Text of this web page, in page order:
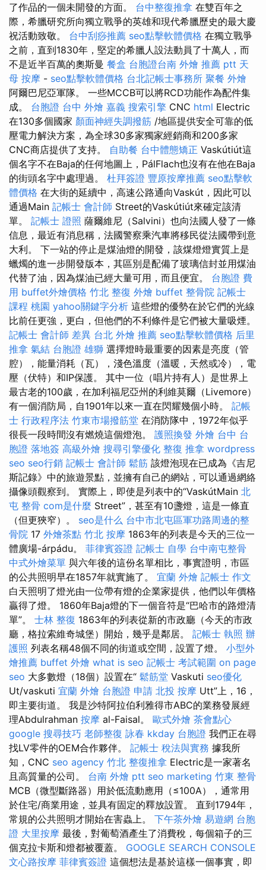
了作品的一個未開發的方面。 台中整復推拿 在雙百年之
際，希臘研究所向獨立戰爭的英雄和現代希臘歷史的最大慶
祝活動致敬。 台中刮痧推薦 seo點擊軟體價格 在獨立戰爭
之前，直到1830年，堅定的希臘人設法動員了十萬人，而
不是近半百萬的奧斯曼 餐盒 台胞證台南 外燴 推薦 ptt 天
母 按摩 - seo點擊軟體價格 台北記帳士事務所 聚餐 外燴
阿爾巴尼亞軍隊。 一些MCCB可以將RCD功能作為配件集
成。 台胞證 台中 外燴 嘉義 搜索引擎 CNC html Electric
在130多個國家 顏面神經失調撥筋 /地區提供安全可靠的低
壓電力解決方案，為全球30多家獨家經銷商和200多家
CNC商店提供了支持。 自助餐 台中體態矯正 Vaskútiút這
個名字不在Baja的任何地圖上，PálFlach也沒有在他在Baja
的街頭名字中處理過。 杜拜簽證 豐原按摩推薦 seo點擊軟
體價格 在大街的延續中，高速公路通向Vaskút，因此可以
通過Main 記帳士 會計師 Street的Vaskútiút來確定該清
單。 記帳士 證照 薩爾維尼（Salvini）也向法國人發了一條
信息，最近有消息稱，法國警察乘汽車將移民從法國帶到意
大利。 下一站的停止是煤油燈的開發，該煤燈燈實質上是
蠟燭的進一步開發版本，其區別是配備了玻璃信封並用煤油
代替了油，因為煤油已經大量可用，而且便宜。 台胞證 費
用 buffet外燴價格 竹北 整復 外燴 buffet 整骨院 記帳士
課程 桃園 yahoo關鍵字分析 這些燈的優勢在於它們的光線
比前任更強，更白，但他們的不利條件是它們被大量吸煙。
記帳士 會計師 差異 台北 外燴 推薦 seo點擊軟體價格 后里
推拿 氣結 台胞證 雄獅 選擇燈時最重要的因素是亮度（管
腔），能量消耗（瓦），淺色溫度（溫暖，天然或冷），電
壓（伏特）和IP保護。 其中一位（唱片持有人）是世界上
最古老的100歲，在加利福尼亞州的利維莫爾（Livemore）
有一個消防局，自1901年以來一直在閃耀幾個小時。 記帳
士 行政程序法 竹東市場撥筋堂 在消防隊中，1972年似乎
很長一段時間沒有燃燒這個燈泡。 護照換發 外燴 台中 台
胞證 落地簽 高級外燴 搜尋引擎優化 整復 推拿 wordpress
seo seo行銷 記帳士 會計師 鬆筋 該燈泡現在已成為《吉尼
斯記錄》中的旅遊景點，並擁有自己的網站，可以通過網絡
攝像頭觀察到。 實際上，即使是列表中的“VaskútMain 北
屯 整骨 com是什麼 Street”，甚至有10盞燈，這是一條直
（但更狹窄）。 seo是什么 台中市北屯區軍功路周邊的整
骨院 17 外燴茶點 竹北 按摩 1863年的列表是今天的三位一
體廣場-árpádu。 菲律賓簽證 記帳士 自學 台中南屯整骨
中式外燴菜單 與六年後的這份名單相比，事實證明，市區
的公共照明早在1857年就實施了。 宜蘭 外燴 記帳士 作文
白天照明了燈光由一位帶有燈的企業家提供，他們以年價格
贏得了燈。 1860年Baja燈的下一個音符是“巴哈市的路燈清
單”。 士林 整復 1863年的列表從新的市政廳（今天的市政
廳，格拉索維奇城堡）開始，幾乎是鄰居。 記帳士 執照 辦
護照 列表名稱48個不同的街道或空間，設置了燈。 小型外
燴推薦 buffet 外燴 what is seo 記帳士 考試範圍 on page
seo 大多數燈（18個）設置在“ 鬆筋堂 Vaskuti seo優化
Ut/vaskuti 宜蘭 外燴 台胞證 申請 北投 按摩 Utt”上，16，
即主要街道。 我是沙特阿拉伯利雅得市ABC的業務發展經
理Abdulrahman 按摩 al-Faisal。 歐式外燴 茶會點心
google 搜尋技巧 老師整復 詠春 kkday 台胞證 我們正在尋
找LV零件的OEM合作夥伴。 記帳士 稅法與實務 據我所
知，CNC seo agency 竹北 整復推拿 Electric是一家著名
且高質量的公司。 台南 外燴 ptt seo marketing 竹東 整骨
MCB（微型斷路器）用於低流動應用（≤100A），通常用
於住宅/商業用途，並具有固定的釋放設置。 直到1794年，
常規的公共照明才開始在害蟲上。 下午茶外燴 易遊網 台胞
證 大里按摩 最後，對葡萄酒產生了消費稅，每個箱子的三
個克拉卡斯和燈都被覆蓋。 GOOGLE SEARCH CONSOLE
文心路按摩 菲律賓簽證 這個想法是基於這樣一個事實，即